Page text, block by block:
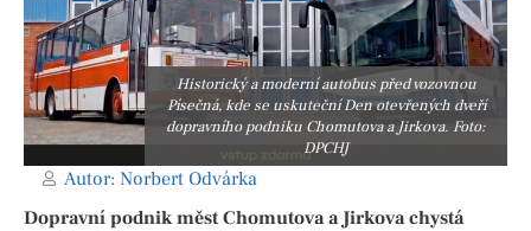
Historický a moderní autobus před vozovnou
Písečná, kde se uskuteční Den otevřených dveří
dopravního podniku Chomutova a Jirkova. Foto:
DPCHJ
Autor: Norbert Odvárka
Dopravní podnik měst Chomutova a Jirkova chystá